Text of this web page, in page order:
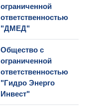
ограниченной
ответственностью
"ДМЕД"
Общество с
ограниченной
ответственностью
"Гидро Энерго
Инвест"